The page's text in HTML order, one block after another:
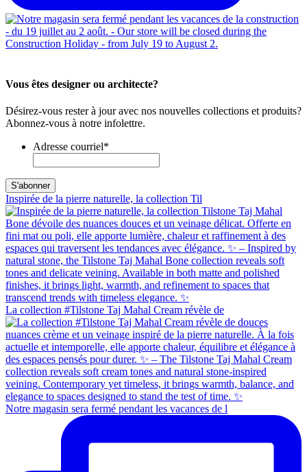
Vous êtes designer ou architecte?
Désirez-vous rester à jour avec nos nouvelles collections et produits?
Abonnez-vous à notre infolettre.
Adresse courriel*
Inspirée de la pierre naturelle, la collection Til
La collection #Tilstone Taj Mahal Cream révèle de
Notre magasin sera fermé pendant les vacances de l